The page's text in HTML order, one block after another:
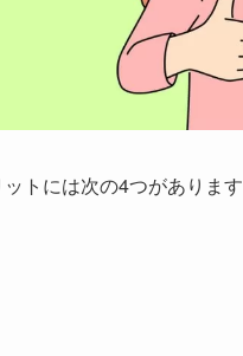
トには次の4つがあります